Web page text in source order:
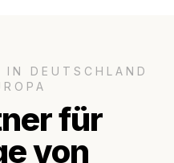
IN DEUTSCHLAND
für
von